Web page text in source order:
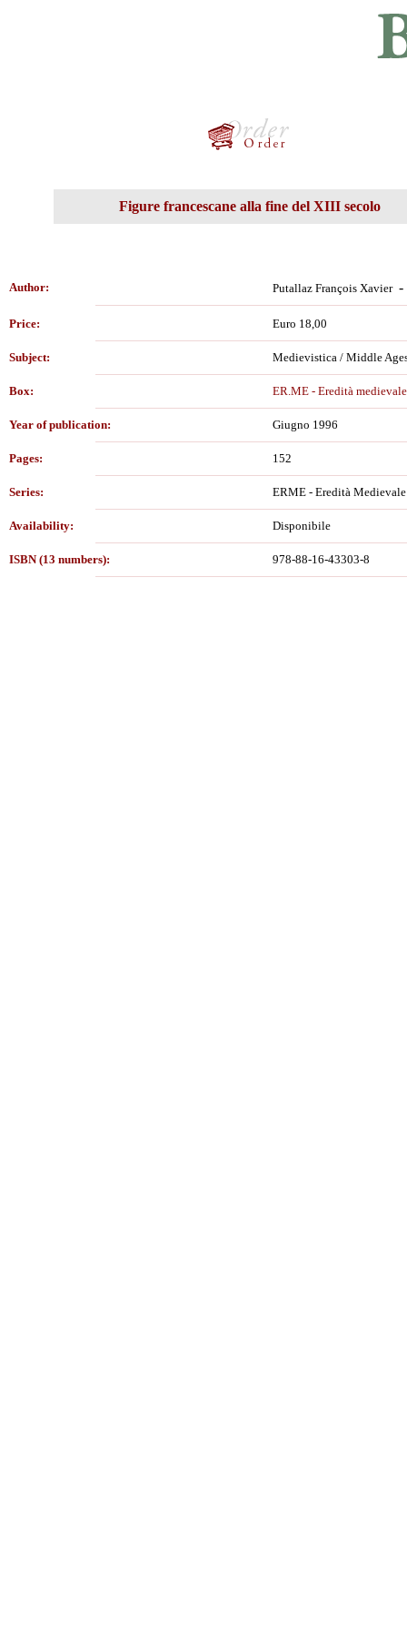
Figure francescane alla fine del XIII secolo
Author: Putallaz François Xavier -
Price: Euro 18,00
Subject: Medievistica / Middle
Box: ER.ME - Eredità medievale
Year of publication: Giugno 1996
Pages: 152
Series: ERME - Eredità Medievale
Availability: Disponibile
ISBN (13 numbers): 978-88-16-43303-8